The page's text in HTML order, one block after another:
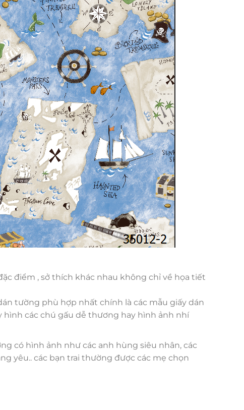
điểm , sở thích khác nhau không chỉ về họa tiết
tường phù hợp nhất chính là các mẫu giấy dán
các chú gấu dễ thương hay hình ảnh nhí
có hình ảnh như các anh hùng siêu nhân, các
yêu.. các bạn trai thường được các mẹ chọn